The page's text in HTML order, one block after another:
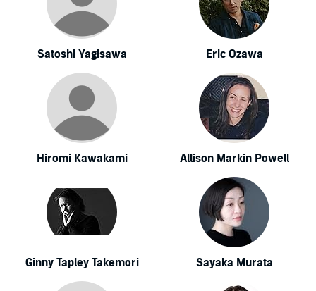
Satoshi Yagisawa Eric Ozawa
Hiromi Kawakami Allison Markin Powell
Ginny Tapley Takemori Sayaka Murata